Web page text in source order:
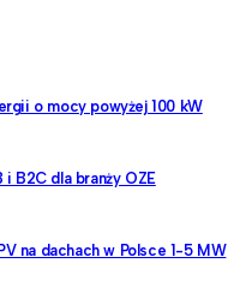
o mocy powyżej 100 kW
B2C dla branży OZE
na dachach w Polsce 1-5 MW